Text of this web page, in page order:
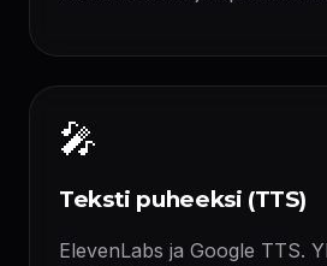
🎤
Teksti puheeksi (TTS)
ElevenLabs ja Google TTS.